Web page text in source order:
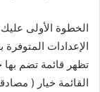
الخطوة الأولى عليك
الإعدادات المتوفرة
تظهر قائمة تضم بها
القائمة خيار (